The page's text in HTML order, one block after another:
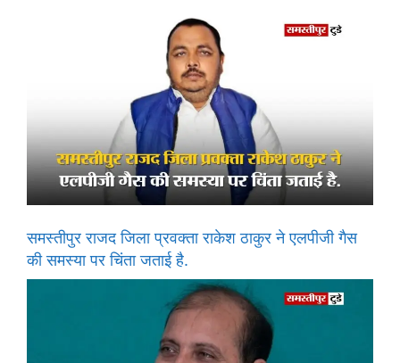
समस्तीपुर राजद जिला प्रवक्ता राकेश ठाकुर ने एलपीजी गैस
की समस्या पर चिंता जताई है.